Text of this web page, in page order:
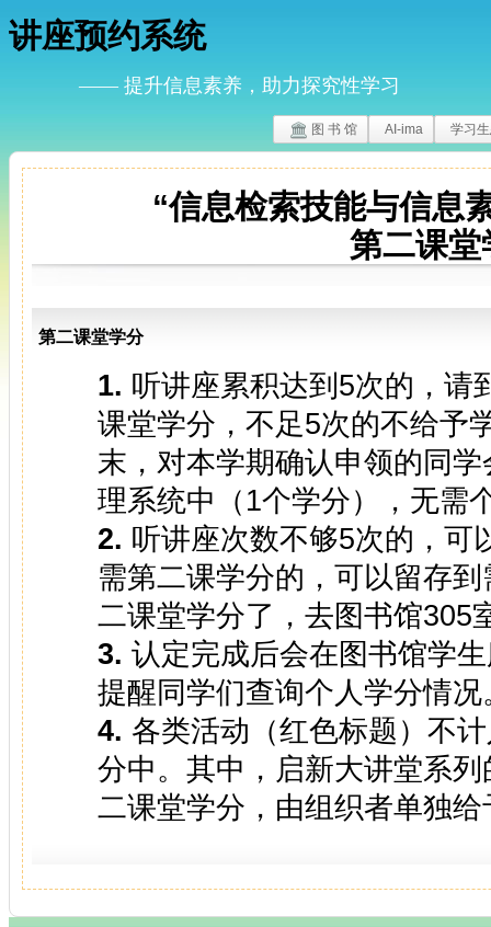
讲座预约系统
—— 提升信息素养，助力探究性学习
图 书 馆 AI-ima 学习
“信息检索技能与信息
第二课堂
第二课堂学分
1. 听讲座累积达到5次的，请
课堂学分，不足5次的不给予
末，对本学期确认申领的同
理系统中（1个学分），无需
2. 听讲座次数不够5次的，可
需第二课学分的，可以留存
二课堂学分了，去图书馆305
3. 认定完成后会在图书馆学
提醒同学们查询个人学分情况
4. 各类活动（红色标题）不
分中。其中，启新大讲堂系
二课堂学分，由组织者单独给